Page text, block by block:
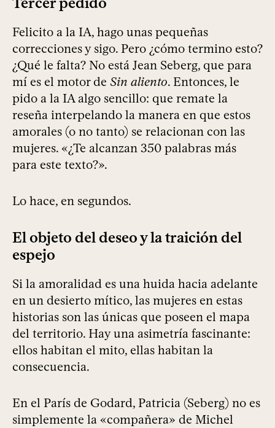
Felicito a la IA, hago unas pequeñas
correcciones y sigo. Pero ¿cómo termino esto?
¿Qué le falta? No está Jean Seberg, que para
mí es el motor de Sin aliento. Entonces, le
pido a la IA algo sencillo: que remate la
reseña interpelando la manera en que estos
amorales (o no tanto) se relacionan con las
mujeres. «¿Te alcanzan 350 palabras más
para este texto?».
Lo hace, en segundos.
El objeto del deseo y la traición del
espejo
Si la amoralidad es una huida hacia adelante
en un desierto mítico, las mujeres en estas
historias son las únicas que poseen el mapa
del territorio. Hay una asimetría fascinante:
ellos habitan el mito, ellas habitan la
consecuencia.
En el París de Godard, Patricia (Seberg) no es
simplemente la «compañera» de Michel